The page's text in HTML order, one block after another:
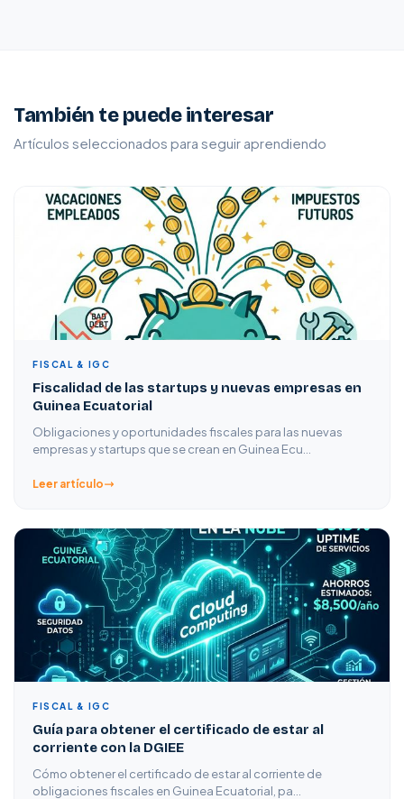
También te puede interesar
Artículos seleccionados para seguir aprendiendo
FISCAL & IGC
Fiscalidad de las startups y nuevas empresas en
Guinea Ecuatorial
Obligaciones y oportunidades fiscales para las nuevas
empresas y startups que se crean en Guinea Ecu…
Leer artículo
FISCAL & IGC
Guía para obtener el certificado de estar al
corriente con la DGIEE
Cómo obtener el certificado de estar al corriente de
obligaciones fiscales en Guinea Ecuatorial, pa…